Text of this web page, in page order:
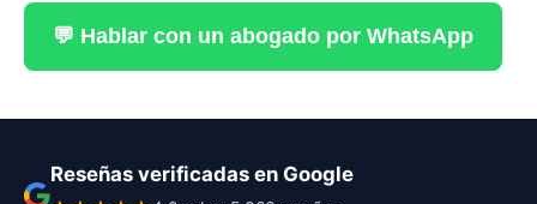
💬 Hablar con un abogado por WhatsApp
Reseñas verificadas en Google